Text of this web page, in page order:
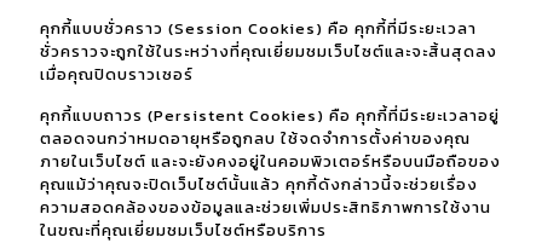
คุกกี้แบบชั่วคราว (Session Cookies) คือ คุกกี้ที่มีระยะเวลา
ชั่วคราวจะถูกใช้ในระหว่างที่คุณเยี่ยมชมเว็บไซต์และจะสิ้นสุดลง
เมื่อคุณปิดบราวเซอร์
คุกกี้แบบถาวร (Persistent Cookies) คือ คุกกี้ที่มีระยะเวลาอยู่
ตลอดจนกว่าหมดอายุหรือถูกลบ ใช้จดจำการตั้งค่าของคุณ
ภายในเว็บไซต์ และจะยังคงอยู่ในคอมพิวเตอร์หรือบนมือถือของ
คุณแม้ว่าคุณจะปิดเว็บไซต์นั้นแล้ว คุกกี้ดังกล่าวนี้จะช่วยเรื่อง
ความสอดคล้องของข้อมูลและช่วยเพิ่มประสิทธิภาพการใช้งาน
ในขณะที่คุณเยี่ยมชมเว็บไซต์หรือบริการ